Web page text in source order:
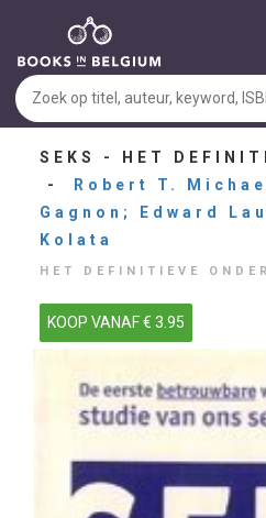
SEKS - HET
-
Robert T.
Gagnon; Edward
Kolata
HET DEFINITIEVE
KOOP VANAF € 3.95